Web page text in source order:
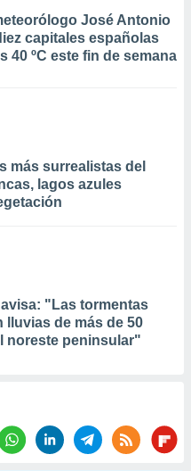
José Antonio
capitales españolas
40 ºC este fin de semana
más surrealistas del
lagos azules
"Las tormentas
lluvias de más de 50
noreste peninsular"